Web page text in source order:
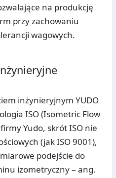
na produkcję
przy zachowaniu
wagowych.
inżynieryjnym YUDO
ISO (Isometric Flow
Yudo, skrót ISO nie
(jak ISO 9001),
podejście do
izometryczny – ang.